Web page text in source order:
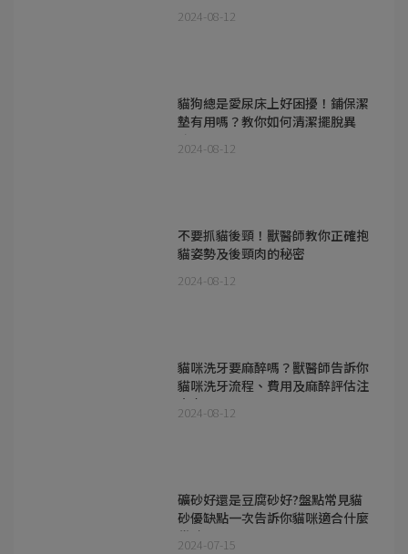
2024-08-12
貓狗總是愛尿床上好困擾！鋪保潔
墊有用嗎？教你如何清潔擺脫異
味！
2024-08-12
不要抓貓後頸！獸醫師教你正確抱
貓姿勢及後頸肉的秘密
2024-08-12
貓咪洗牙要麻醉嗎？獸醫師告訴你
貓咪洗牙流程、費用及麻醉評估注
意事項！
2024-08-12
礦砂好還是豆腐砂好?盤點常見貓
砂優缺點一次告訴你貓咪適合什麼
貓砂!
2024-07-15